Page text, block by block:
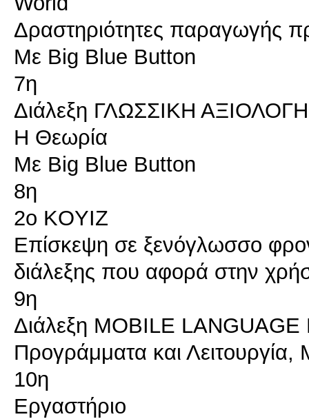
Δραστηριότητες παραγωγής
Με Big Blue Button
7η
Διάλεξη ΓΛΩΣΣΙΚΗ
Η Θεωρία
Με Big Blue Button
8η
2ο KOYIZ
Επίσκεψη σε ξενόγλωσσο
διάλεξης που αφορά στην
9η
Διάλεξη MOBILE
Προγράμματα και
10η
Εργαστήριο